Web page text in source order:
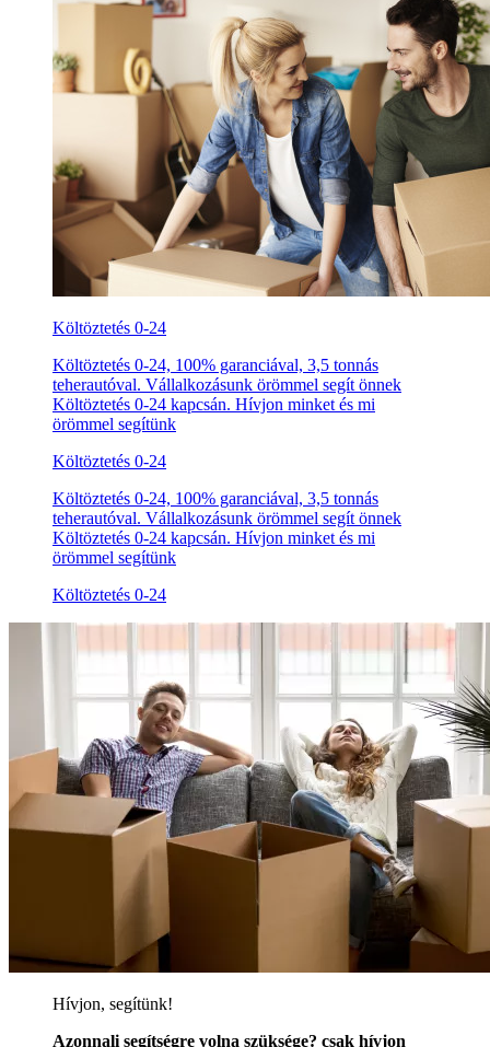
Költöztetés 0-24
Költöztetés 0-24, 100% garanciával, 3,5 tonnás
teherautóval. Vállalkozásunk örömmel segít önnek
Költöztetés 0-24 kapcsán. Hívjon minket és mi
örömmel segítünk
Költöztetés 0-24
Költöztetés 0-24, 100% garanciával, 3,5 tonnás
teherautóval. Vállalkozásunk örömmel segít önnek
Költöztetés 0-24 kapcsán. Hívjon minket és mi
örömmel segítünk
Költöztetés 0-24
Hívjon, segítünk!
Azonnali segítségre volna szüksége? csak hívjon